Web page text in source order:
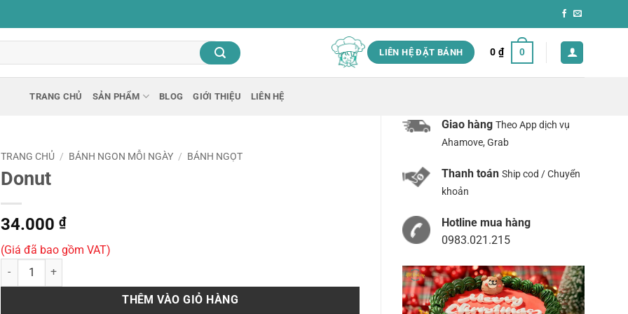
LIÊN HỆ ĐẶT BÁNH 0 ₫ 0
TRANG CHỦ SẢN PHẨM BLOG GIỚI THIỆU LIÊN HỆ
Giao hàng Theo App dịch vụ
Ahamove, Grab
Thanh toán Ship cod / Chuyển
khoản
Hotline mua hàng
0983.021.215
TRANG CHỦ / BÁNH NGON MỖI NGÀY / BÁNH NGỌT
Donut
34.000₫
(Giá đã bao gồm VAT)
Donut số lượng
THÊM VÀO GIỎ HÀNG